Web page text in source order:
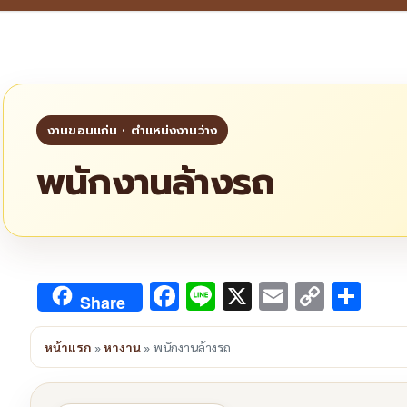
พนักงานล้างรถ
Share Facebook
Line
X Email
Copy
Link
หน้าแรก »หางาน » พนักงานล้างรถ